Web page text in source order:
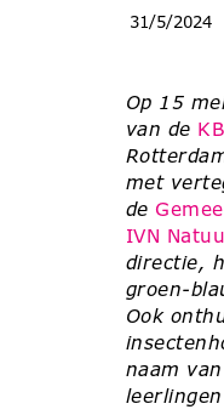
31/5/2024
Op 15
van de
met
de
IVN
directie,
groen-
Ook
naam